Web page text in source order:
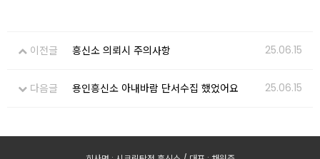
이전글 흥신소 의뢰시 주의사항 25.06.15
다음글 용인흥신소 아내바람 단서수집 했었어요 25.06.15